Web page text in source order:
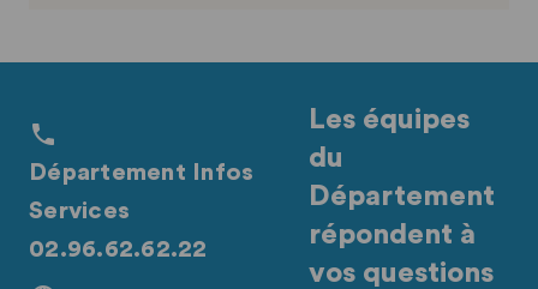
Département Infos
Services
02.96.62.62.22
Les équipes
du
Département
répondent à
vos questions